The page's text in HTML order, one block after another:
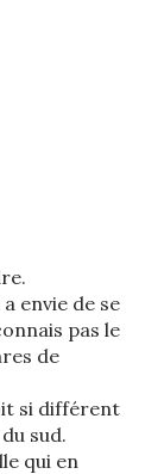
envie de se
pas le
de
si différent
sud.
qui en